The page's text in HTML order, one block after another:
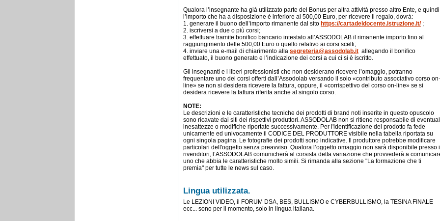
Qualora l’insegnante ha già utilizzato parte del Bonus per altra attività presso altro Ente, e quindi
l’importo che ha a disposizione è inferiore ai 500,00 Euro, per ricevere il regalo, dovrà:
1. generare il buono dell’importo rimanente dal sito https://cartadeldocente.istruzione.it/;
2. iscriversi a due o più corsi;
3. effettuare tramite bonifico bancario intestato all’ASSODOLAB il rimanente importo fino al
raggiungimento delle 500,00 Euro o quello relativo ai corsi scelti;
4. inviare una e-mail di chiarimento alla segreteria@assodolab.it allegando il bonifico
effettuato, il buono generato e l’indicazione dei corsi a cui ci si è iscritto.
Gli insegnanti e i liberi professionisti che non desiderano ricevere l’omaggio, potranno
frequentare uno dei corsi offerti dall’Assodolab versando il solo «contributo associativo corso on-
line» se non si desidera ricevere la fattura, oppure, il «corrispettivo del corso on-line» se si
desidera ricevere la fattura riferita anche al singolo corso.
NOTE:
Le descrizioni e le caratteristiche tecniche dei prodotti di brand noti inserite in questo opuscolo
sono ricavate dai siti dei rispettivi produttori. ASSODOLAB non si ritiene responsabile di
inesattezze o modifiche riportate successivamente. Per l'identificazione del prodotto fa fede
unicamente ed univocamente il CODICE DEL PRODUTTORE visibile nella tabella riportata su
ogni singola pagina. Le fotografie dei prodotti sono indicative. Il produttore potrebbe modificare
particolari dell'oggetto senza preavviso. Qualora l’oggetto omaggio non sarà disponibile presso i
rivenditori, l’ASSODOLAB comunicherà al corsista detta variazione che provvederà a
uno che abbia le caratteristiche molto simili. Si rimanda alla sezione "La formazione che ti
premia" per tutte le news sul caso.
Lingua utilizzata.
Le LEZIONI VIDEO, il FORUM DSA, BES, BULLISMO e CYBERBULLISMO, la TESINA FINALE
ecc... sono per il momento, solo in lingua italiana.